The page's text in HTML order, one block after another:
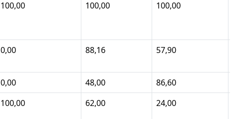
100,00 100,00 100,00
0,00 88,16 57,90
0,00 48,00 86,60
100,00 62,00 24,00